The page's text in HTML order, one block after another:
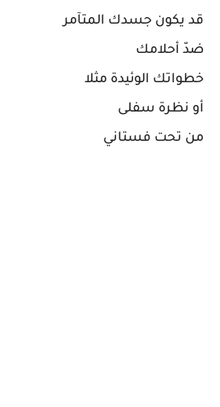
قد يكون جسدك المتآمر
ضدّ أحلامك
خطواتك الوئيدة مثلا
أو نظرة سفلى
من تحت فستاني